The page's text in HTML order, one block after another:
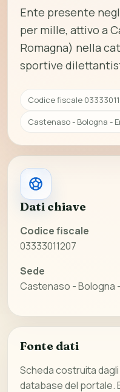
Ente presente
per mille, attivo a
Romagna) nella
sportive
Codice fiscale
Castenaso - Bologna -
Dati chiave
Codice fiscale
03333011207
Sede
Castenaso - Bologna
Fonte dati
Scheda costruita
database del portale.